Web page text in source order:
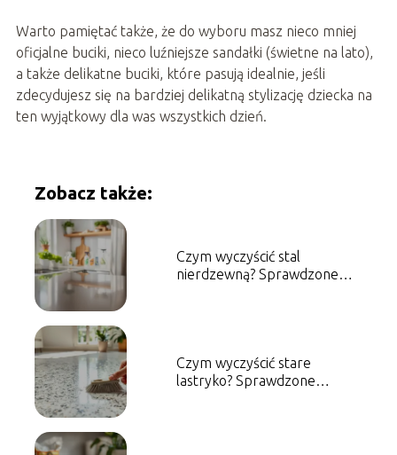
Warto pamiętać także, że do wyboru masz nieco mniej
oficjalne buciki, nieco luźniejsze sandałki (świetne na lato),
a także delikatne buciki, które pasują idealnie, jeśli
zdecydujesz się na bardziej delikatną stylizację dziecka na
ten wyjątkowy dla was wszystkich dzień.
Zobacz także:
Czym wyczyścić stal
nierdzewną? Sprawdzone
Czym wyczyścić stare
lastryko? Sprawdzone